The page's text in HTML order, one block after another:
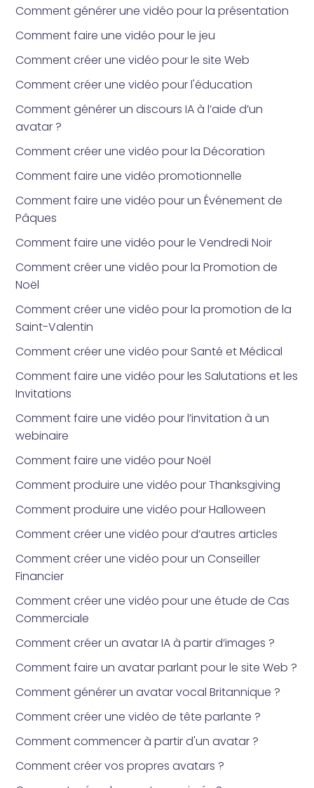
Comment générer une vidéo pour la présentation
Comment faire une vidéo pour le jeu
Comment créer une vidéo pour le site Web
Comment créer une vidéo pour l'éducation
Comment générer un discours IA à l’aide d’un
avatar ?
Comment créer une vidéo pour la Décoration
Comment faire une vidéo promotionnelle
Comment faire une vidéo pour un Événement de
Pâques
Comment faire une vidéo pour le Vendredi Noir
Comment créer une vidéo pour la Promotion de
Noël
Comment créer une vidéo pour la promotion de la
Saint-Valentin
Comment créer une vidéo pour Santé et Médical
Comment faire une vidéo pour les Salutations et les
Invitations
Comment faire une vidéo pour l’invitation à un
webinaire
Comment faire une vidéo pour Noël
Comment produire une vidéo pour Thanksgiving
Comment produire une vidéo pour Halloween
Comment créer une vidéo pour d’autres articles
Comment créer une vidéo pour un Conseiller
Financier
Comment créer une vidéo pour une étude de Cas
Commerciale
Comment créer un avatar IA à partir d’images ?
Comment faire un avatar parlant pour le site Web ?
Comment générer un avatar vocal Britannique ?
Comment créer une vidéo de tête parlante ?
Comment commencer à partir d'un avatar ?
Comment créer vos propres avatars ?